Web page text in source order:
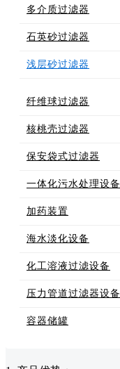
多介质过滤器
石英砂过滤器
浅层砂过滤器
纤维球过滤器
核桃壳过滤器
保安袋式过滤器
一体化污水处理设备
加药装置
海水淡化设备
化工溶液过滤设备
压力管道过滤器设备
容器储罐